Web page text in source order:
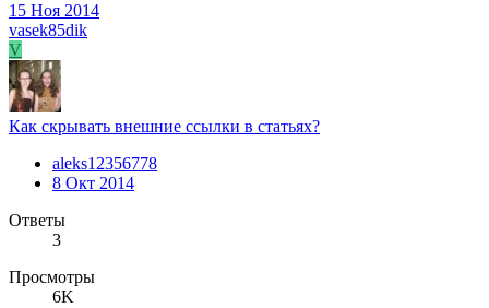
15 Ноя 2014
vasek85dik
V
Как скрывать внешние ссылки в статьях?
aleks12356778
8 Окт 2014
Ответы
3
Просмотры
6K